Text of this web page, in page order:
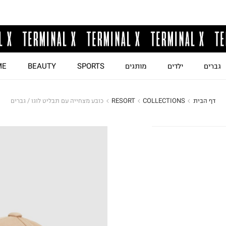
גברים ילדים מותגים SPORTS
BEAUTY
דף הבית COLLECTIONS
RESORT כובע מצחייה עם תבליט לוגו / גברים